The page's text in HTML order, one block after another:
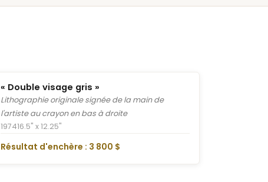
« Double visage gris »
Lithographie originale signée de la main de
l'artiste au crayon en bas à droite
197416.5" x 12.25"
Résultat d'enchère : 3 800 $